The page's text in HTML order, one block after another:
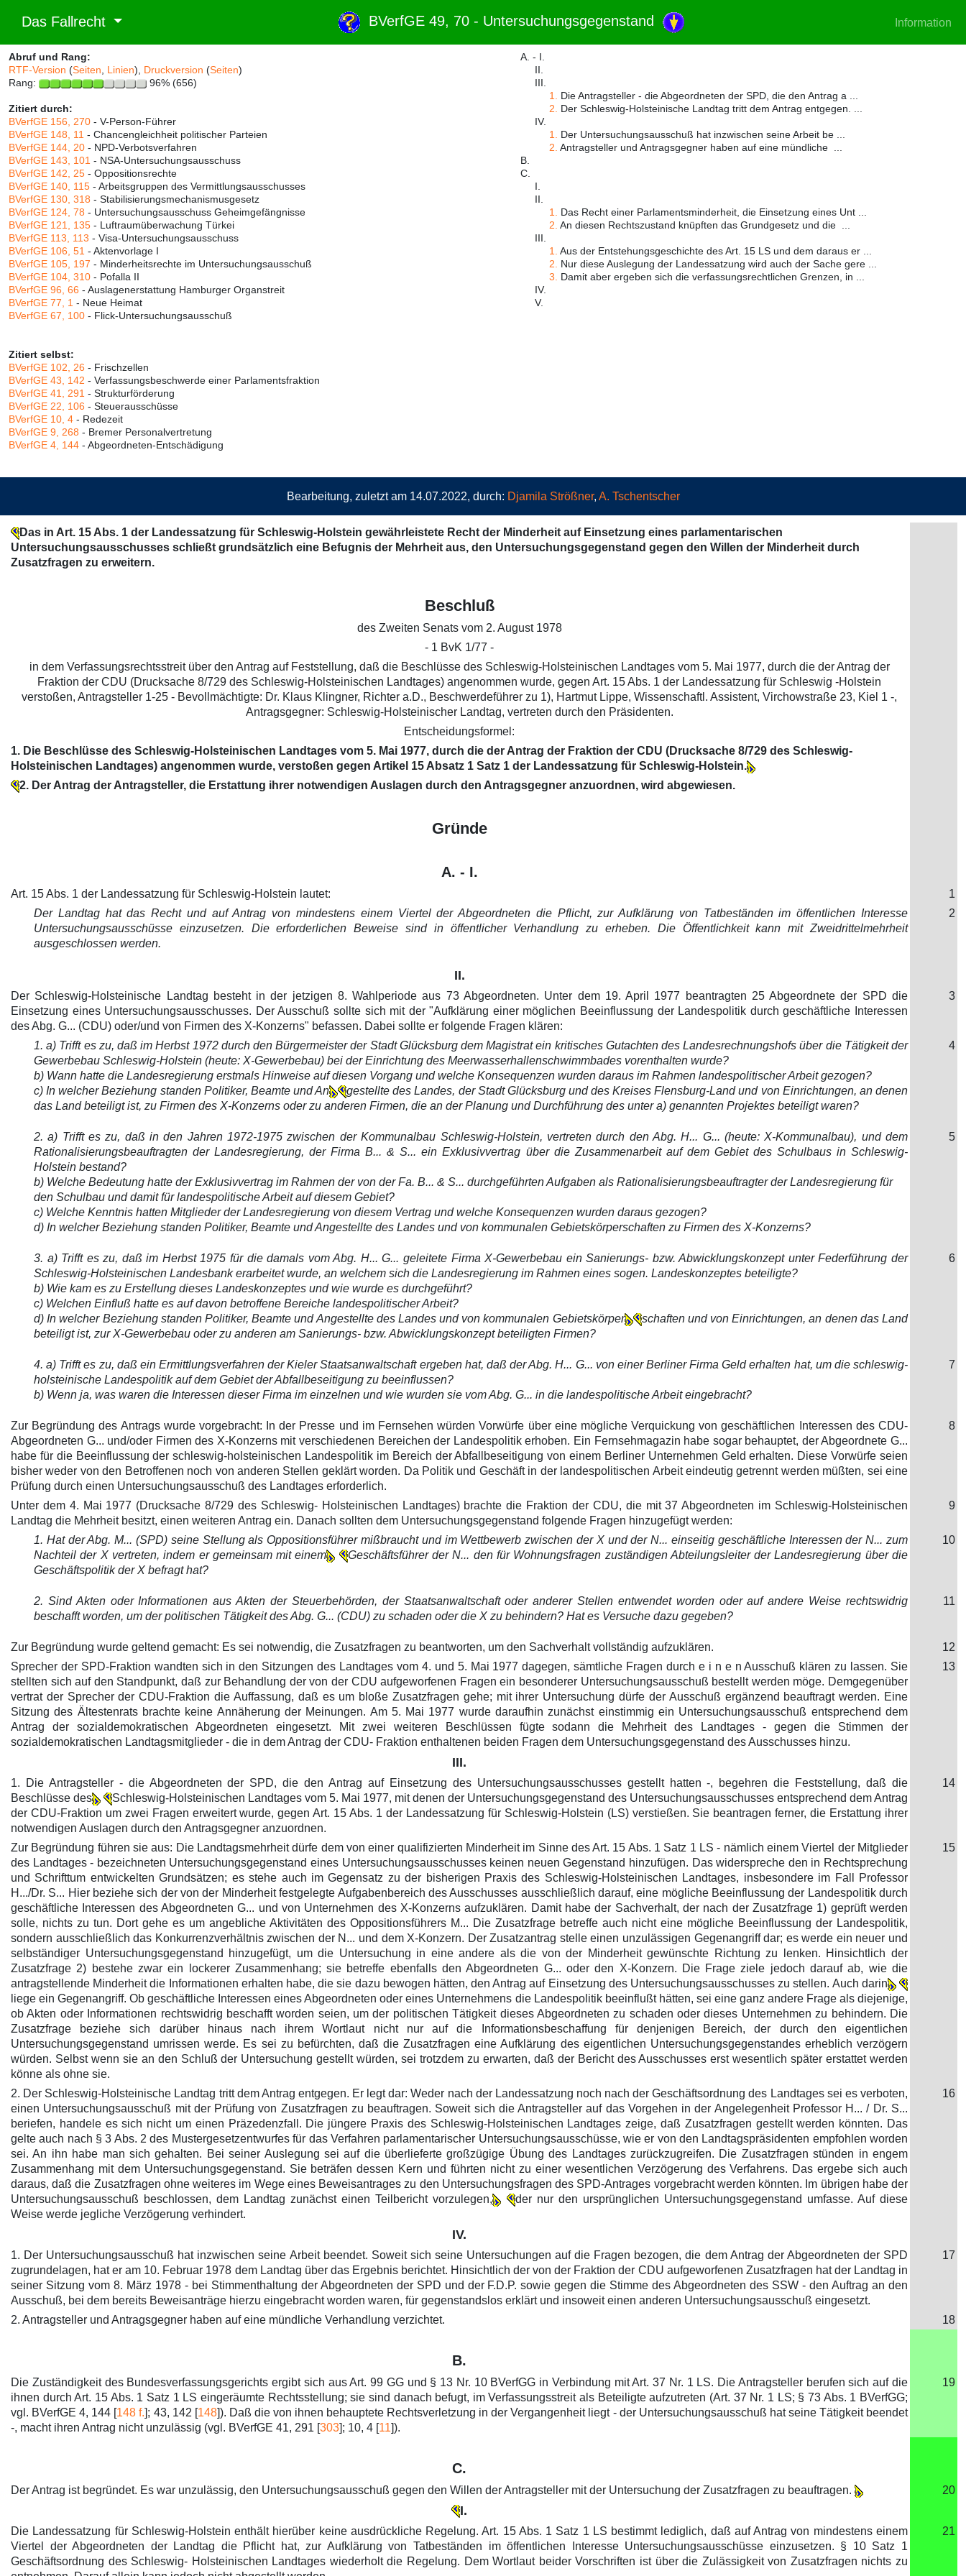
Das Fallrecht BVerfGE 49, 70 - Untersuchungsgegenstand Information
Abruf und Rang:
RTF-Version (Seiten Linien), Druckversion (Seiten)
Rang:
96% (656)
Zitiert durch:
BVerfGE 156, 270 - V-Person-Führer
BVerfGE 148, 11 - Chancengleichheit politischer Parteien
BVerfGE 144, 20 - NPD-Verbotsverfahren
BVerfGE 143, 101 - NSA-Untersuchungsausschuss
BVerfGE 142, 25 - Oppositionsrechte
BVerfGE 140, 115 - Arbeitsgruppen des Vermittlungsausschusses
BVerfGE 130, 318 - Stabilisierungsmechanismusgesetz
BVerfGE 124, 78 - Untersuchungsausschuss Geheimgefängnisse
BVerfGE 121, 135 - Luftraumüberwachung Türkei
BVerfGE 113, 113 - Visa-Untersuchungsausschuss
BVerfGE 106, 51 - Aktenvorlage I
BVerfGE 105, 197 - Minderheitsrechte im Untersuchungsausschuß
BVerfGE 104, 310 - Pofalla II
BVerfGE 96, 66 - Auslagenerstattung Hamburger Organstreit
BVerfGE 77, 1 - Neue Heimat
BVerfGE 67, 100 - Flick-Untersuchungsausschuß
Zitiert selbst:
BVerfGE 102, 26 - Frischzellen
BVerfGE 43, 142 - Verfassungsbeschwerde einer Parlamentsfraktion
BVerfGE 41, 291 - Strukturförderung
BVerfGE 22, 106 - Steuerausschüsse
BVerfGE 10, 4 - Redezeit
BVerfGE 9, 268 - Bremer Personalvertretung
BVerfGE 4, 144 - Abgeordneten-Entschädigung
A. - I.
II.
III.
1.
Die Antragsteller - die Abgeordneten der SPD, die den Antrag a ...
2.
Der Schleswig-Holsteinische Landtag tritt dem Antrag entgegen. ...
IV.
1.
Der Untersuchungsausschuß hat inzwischen seine Arbeit be ...
2. Antragsteller und Antragsgegner haben auf eine mündliche ...
B.
C.
I.
II.
1.
Das Recht einer Parlamentsminderheit, die Einsetzung eines Unt ...
2. An diesen Rechtszustand knüpften das Grundgesetz und die ...
III.
1.
Aus der Entstehungsgeschichte des Art. 15 LS und dem daraus er ...
2.
Nur diese Auslegung der Landessatzung wird auch der Sache gere ...
3.
Damit aber ergeben sich die verfassungsrechtlichen Grenzen, in ...
IV.
V.
Bearbeitung, zuletzt am 14.07.2022, durch: Djamila Strößner, A. Tschentscher
Das in Art. 15 Abs. 1 der Landessatzung für Schleswig-Holstein gewährleistete Recht der Minderheit auf Einsetzung eines parlamentarischen
Untersuchungsausschusses schließt grundsätzlich eine Befugnis der Mehrheit aus, den Untersuchungsgegenstand gegen den Willen der Minderheit durch
Zusatzfragen zu erweitern.
Beschluß
des Zweiten Senats vom 2. August 1978
- 1 BvK 1/77 -
in dem Verfassungsrechtsstreit über den Antrag auf Feststellung, daß die Beschlüsse des Schleswig-Holsteinischen Landtages vom 5. Mai 1977, durch die der Antrag der
Fraktion der CDU (Drucksache 8/729 des Schleswig-Holsteinischen Landtages) angenommen wurde, gegen Art. 15 Abs. 1 der Landessatzung für Schleswig -Holstein
verstoßen, Antragsteller 1-25 - Bevollmächtigte: Dr. Klaus Klingner, Richter a.D., Beschwerdeführer zu 1), Hartmut Lippe, Wissenschaftl. Assistent, Virchowstraße 23, Kiel 1 -,
Antragsgegner: Schleswig-Holsteinischer Landtag, vertreten durch den Präsidenten.
Entscheidungsformel:
1. Die Beschlüsse des Schleswig-Holsteinischen Landtages vom 5. Mai 1977, durch die der Antrag der Fraktion der CDU (Drucksache 8/729 des Schleswig-
Holsteinischen Landtages) angenommen wurde, verstoßen gegen Artikel 15 Absatz 1 Satz 1 der Landessatzung für Schleswig-Holstein.
2. Der Antrag der Antragsteller, die Erstattung ihrer notwendigen Auslagen durch den Antragsgegner anzuordnen, wird abgewiesen.
Gründe
A. - I.
Art. 15 Abs. 1 der Landessatzung für Schleswig-Holstein lautet:
1
Der Landtag hat das Recht und auf Antrag von mindestens einem Viertel der Abgeordneten die Pflicht, zur Aufklärung von Tatbeständen im öffentlichen Interesse
Untersuchungsausschüsse einzusetzen. Die erforderlichen Beweise sind in öffentlicher Verhandlung zu erheben. Die Öffentlichkeit kann mit Zweidrittelmehrheit
ausgeschlossen werden.
2
II.
Der Schleswig-Holsteinische Landtag besteht in der jetzigen 8. Wahlperiode aus 73 Abgeordneten. Unter dem 19. April 1977 beantragten 25 Abgeordnete der SPD die
Einsetzung eines Untersuchungsausschusses. Der Ausschuß sollte sich mit der "Aufklärung einer möglichen Beeinflussung der Landespolitik durch geschäftliche Interessen
des Abg. G... (CDU) oder/und von Firmen des X-Konzerns" befassen. Dabei sollte er folgende Fragen klären:
3
1. a) Trifft es zu, daß im Herbst 1972 durch den Bürgermeister der Stadt Glücksburg dem Magistrat ein kritisches Gutachten des Landesrechnungshofs über die Tätigkeit der
Gewerbebau Schleswig-Holstein (heute: X-Gewerbebau) bei der Einrichtung des Meerwasserhallenschwimmbades vorenthalten wurde?
b) Wann hatte die Landesregierung erstmals Hinweise auf diesen Vorgang und welche Konsequenzen wurden daraus im Rahmen landespolitischer Arbeit gezogen?
c) In welcher Beziehung standen Politiker, Beamte und An
gestellte des Landes, der Stadt Glücksburg und des Kreises Flensburg-Land und von Einrichtungen, an denen
das Land beteiligt ist, zu Firmen des X-Konzerns oder zu anderen Firmen, die an der Planung und Durchführung des unter a) genannten Projektes beteiligt waren?
4
2. a) Trifft es zu, daß in den Jahren 1972-1975 zwischen der Kommunalbau Schleswig-Holstein, vertreten durch den Abg. H... G... (heute: X-Kommunalbau), und dem
Rationalisierungsbeauftragten der Landesregierung, der Firma B... & S... ein Exklusivvertrag über die Zusammenarbeit auf dem Gebiet des Schulbaus in Schleswig-
Holstein bestand?
b) Welche Bedeutung hatte der Exklusivvertrag im Rahmen der von der Fa. B... & S... durchgeführten Aufgaben als Rationalisierungsbeauftragter der Landesregierung für
den Schulbau und damit für landespolitische Arbeit auf diesem Gebiet?
c) Welche Kenntnis hatten Mitglieder der Landesregierung von diesem Vertrag und welche Konsequenzen wurden daraus gezogen?
d) In welcher Beziehung standen Politiker, Beamte und Angestellte des Landes und von kommunalen Gebietskörperschaften zu Firmen des X-Konzerns?
5
3. a) Trifft es zu, daß im Herbst 1975 für die damals vom Abg. H... G... geleitete Firma X-Gewerbebau ein Sanierungs- bzw. Abwicklungskonzept unter Federführung der
Schleswig-Holsteinischen Landesbank erarbeitet wurde, an welchem sich die Landesregierung im Rahmen eines sogen. Landeskonzeptes beteiligte?
b) Wie kam es zu Erstellung dieses Landeskonzeptes und wie wurde es durchgeführt?
c) Welchen Einfluß hatte es auf davon betroffene Bereiche landespolitischer Arbeit?
d) In welcher Beziehung standen Politiker, Beamte und Angestellte des Landes und von kommunalen Gebietskörper
schaften und von Einrichtungen, an denen das Land
beteiligt ist, zur X-Gewerbebau oder zu anderen am Sanierungs- bzw. Abwicklungskonzept beteiligten Firmen?
6
4. a) Trifft es zu, daß ein Ermittlungsverfahren der Kieler Staatsanwaltschaft ergeben hat, daß der Abg. H... G... von einer Berliner Firma Geld erhalten hat, um die schleswig-
holsteinische Landespolitik auf dem Gebiet der Abfallbeseitigung zu beeinflussen?
b) Wenn ja, was waren die Interessen dieser Firma im einzelnen und wie wurden sie vom Abg. G... in die landespolitische Arbeit eingebracht?
7
Zur Begründung des Antrags wurde vorgebracht: In der Presse und im Fernsehen würden Vorwürfe über eine mögliche Verquickung von geschäftlichen Interessen des CDU-
Abgeordneten G... und/oder Firmen des X-Konzerns mit verschiedenen Bereichen der Landespolitik erhoben. Ein Fernsehmagazin habe sogar behauptet, der Abgeordnete G...
habe für die Beeinflussung der schleswig-holsteinischen Landespolitik im Bereich der Abfallbeseitigung von einem Berliner Unternehmen Geld erhalten. Diese Vorwürfe seien
bisher weder von den Betroffenen noch von anderen Stellen geklärt worden. Da Politik und Geschäft in der landespolitischen Arbeit eindeutig getrennt werden müßten, sei eine
Prüfung durch einen Untersuchungsausschuß des Landtages erforderlich.
8
Unter dem 4. Mai 1977 (Drucksache 8/729 des Schleswig- Holsteinischen Landtages) brachte die Fraktion der CDU, die mit 37 Abgeordneten im Schleswig-Holsteinischen
Landtag die Mehrheit besitzt, einen weiteren Antrag ein. Danach sollten dem Untersuchungsgegenstand folgende Fragen hinzugefügt werden:
9
1. Hat der Abg. M... (SPD) seine Stellung als Oppositionsführer mißbraucht und im Wettbewerb zwischen der X und der N... einseitig geschäftliche Interessen der N... zum
Nachteil der X vertreten, indem er gemeinsam mit einem
Geschäftsführer der N... den für Wohnungsfragen zuständigen Abteilungsleiter der Landesregierung über die
Geschäftspolitik der X befragt hat?
10
2. Sind Akten oder Informationen aus Akten der Steuerbehörden, der Staatsanwaltschaft oder anderer Stellen entwendet worden oder auf andere Weise rechtswidrig
beschafft worden, um der politischen Tätigkeit des Abg. G... (CDU) zu schaden oder die X zu behindern? Hat es Versuche dazu gegeben?
11
Zur Begründung wurde geltend gemacht: Es sei notwendig, die Zusatzfragen zu beantworten, um den Sachverhalt vollständig aufzuklären.
12
Sprecher der SPD-Fraktion wandten sich in den Sitzungen des Landtages vom 4. und 5. Mai 1977 dagegen, sämtliche Fragen durch e i n e n Ausschuß klären zu lassen. Sie
stellten sich auf den Standpunkt, daß zur Behandlung der von der CDU aufgeworfenen Fragen ein besonderer Untersuchungsausschuß bestellt werden möge. Demgegenüber
vertrat der Sprecher der CDU-Fraktion die Auffassung, daß es um bloße Zusatzfragen gehe; mit ihrer Untersuchung dürfe der Ausschuß ergänzend beauftragt werden. Eine
Sitzung des Ältestenrats brachte keine Annäherung der Meinungen. Am 5. Mai 1977 wurde daraufhin zunächst einstimmig ein Untersuchungsausschuß entsprechend dem
Antrag der sozialdemokratischen Abgeordneten eingesetzt. Mit zwei weiteren Beschlüssen fügte sodann die Mehrheit des Landtages - gegen die Stimmen der
sozialdemokratischen Landtagsmitglieder - die in dem Antrag der CDU- Fraktion enthaltenen beiden Fragen dem Untersuchungsgegenstand des Ausschusses hinzu.
13
III.
1. Die Antragsteller - die Abgeordneten der SPD, die den Antrag auf Einsetzung des Untersuchungsausschusses gestellt hatten -, begehren die Feststellung, daß die
Beschlüsse des
Schleswig-Holsteinischen Landtages vom 5. Mai 1977, mit denen der Untersuchungsgegenstand des Untersuchungsausschusses entsprechend dem Antrag
der CDU-Fraktion um zwei Fragen erweitert wurde, gegen Art. 15 Abs. 1 der Landessatzung für Schleswig-Holstein (LS) verstießen. Sie beantragen ferner, die Erstattung ihrer
notwendigen Auslagen durch den Antragsgegner anzuordnen.
14
Zur Begründung führen sie aus: Die Landtagsmehrheit dürfe dem von einer qualifizierten Minderheit im Sinne des Art. 15 Abs. 1 Satz 1 LS - nämlich einem Viertel der Mitglieder
des Landtages - bezeichneten Untersuchungsgegenstand eines Untersuchungsausschusses keinen neuen Gegenstand hinzufügen. Das widerspreche den in Rechtsprechung
und Schrifttum entwickelten Grundsätzen; es stehe auch im Gegensatz zu der bisherigen Praxis des Schleswig-Holsteinischen Landtages, insbesondere im Fall Professor
H.../Dr. S... Hier beziehe sich der von der Minderheit festgelegte Aufgabenbereich des Ausschusses ausschließlich darauf, eine mögliche Beeinflussung der Landespolitik durch
geschäftliche Interessen des Abgeordneten G... und von Unternehmen des X-Konzerns aufzuklären. Damit habe der Sachverhalt, der nach der Zusatzfrage 1) geprüft werden
solle, nichts zu tun. Dort gehe es um angebliche Aktivitäten des Oppositionsführers M... Die Zusatzfrage betreffe auch nicht eine mögliche Beeinflussung der Landespolitik,
sondern ausschließlich das Konkurrenzverhältnis zwischen der N... und dem X-Konzern. Der Zusatzantrag stelle einen unzulässigen Gegenangriff dar; es werde ein neuer und
selbständiger Untersuchungsgegenstand hinzugefügt, um die Untersuchung in eine andere als die von der Minderheit gewünschte Richtung zu lenken. Hinsichtlich der
Zusatzfrage 2) bestehe zwar ein lockerer Zusammenhang; sie betreffe ebenfalls den Abgeordneten G... oder den X-Konzern. Die Frage ziele jedoch darauf ab, wie die
antragstellende Minderheit die Informationen erhalten habe, die sie dazu bewogen hätten, den Antrag auf Einsetzung des Untersuchungsausschusses zu stellen. Auch darin
liege ein Gegenangriff. Ob geschäftliche Interessen eines Abgeordneten oder eines Unternehmens die Landespolitik beeinflußt hätten, sei eine ganz andere Frage als diejenige,
ob Akten oder Informationen rechtswidrig beschafft worden seien, um der politischen Tätigkeit dieses Abgeordneten zu schaden oder dieses Unternehmen zu behindern. Die
Zusatzfrage beziehe sich darüber hinaus nach ihrem Wortlaut nicht nur auf die Informationsbeschaffung für denjenigen Bereich, der durch den eigentlichen
Untersuchungsgegenstand umrissen werde. Es sei zu befürchten, daß die Zusatzfragen eine Aufklärung des eigentlichen Untersuchungsgegenstandes erheblich verzögern
würden. Selbst wenn sie an den Schluß der Untersuchung gestellt würden, sei trotzdem zu erwarten, daß der Bericht des Ausschusses erst wesentlich später erstattet werden
könne als ohne sie.
15
2. Der Schleswig-Holsteinische Landtag tritt dem Antrag entgegen. Er legt dar: Weder nach der Landessatzung noch nach der Geschäftsordnung des Landtages sei es verboten,
einen Untersuchungsausschuß mit der Prüfung von Zusatzfragen zu beauftragen. Soweit sich die Antragsteller auf das Vorgehen in der Angelegenheit Professor H... / Dr. S...
beriefen, handele es sich nicht um einen Präzedenzfall. Die jüngere Praxis des Schleswig-Holsteinischen Landtages zeige, daß Zusatzfragen gestellt werden könnten. Das
gelte auch nach § 3 Abs. 2 des Mustergesetzentwurfes für das Verfahren parlamentarischer Untersuchungsausschüsse, wie er von den Landtagspräsidenten empfohlen worden
sei. An ihn habe man sich gehalten. Bei seiner Auslegung sei auf die überlieferte großzügige Übung des Landtages zurückzugreifen. Die Zusatzfragen stünden in engem
Zusammenhang mit dem Untersuchungsgegenstand. Sie beträfen dessen Kern und führten nicht zu einer wesentlichen Verzögerung des Verfahrens. Das ergebe sich auch
daraus, daß die Zusatzfragen ohne weiteres im Wege eines Beweisantrages zu den Untersuchungsfragen des SPD-Antrages vorgebracht werden könnten. Im übrigen habe der
Untersuchungsausschuß beschlossen, dem Landtag zunächst einen Teilbericht vorzulegen,
der nur den ursprünglichen Untersuchungsgegenstand umfasse. Auf diese
Weise werde jegliche Verzögerung verhindert.
16
IV.
1. Der Untersuchungsausschuß hat inzwischen seine Arbeit beendet. Soweit sich seine Untersuchungen auf die Fragen bezogen, die dem Antrag der Abgeordneten der SPD
zugrundelagen, hat er am 10. Februar 1978 dem Landtag über das Ergebnis berichtet. Hinsichtlich der von der Fraktion der CDU aufgeworfenen Zusatzfragen hat der Landtag in
seiner Sitzung vom 8. März 1978 - bei Stimmenthaltung der Abgeordneten der SPD und der F.D.P. sowie gegen die Stimme des Abgeordneten des SSW - den Auftrag an den
Ausschuß, bei dem bereits Beweisanträge hierzu eingebracht worden waren, für gegenstandslos erklärt und insoweit einen anderen Untersuchungsausschuß eingesetzt.
17
2. Antragsteller und Antragsgegner haben auf eine mündliche Verhandlung verzichtet. 18
B.
Die Zuständigkeit des Bundesverfassungsgerichts ergibt sich aus Art. 99 GG und § 13 Nr. 10 BVerfGG in Verbindung mit Art. 37 Nr. 1 LS. Die Antragsteller berufen sich auf die
ihnen durch Art. 15 Abs. 1 Satz 1 LS eingeräumte Rechtsstellung; sie sind danach befugt, im Verfassungsstreit als Beteiligte aufzutreten (Art. 37 Nr. 1 LS; § 73 Abs. 1 BVerfGG;
vgl. BVerfGE 4, 144 [148 f.]; 43, 142 [148]). Daß die von ihnen behauptete Rechtsverletzung in der Vergangenheit liegt - der Untersuchungsausschuß hat seine Tätigkeit beendet
-, macht ihren Antrag nicht unzulässig (vgl. BVerfGE 41, 291 [303]; 10, 4 [11]).
19
C.
Der Antrag ist begründet. Es war unzulässig, den Untersuchungsausschuß gegen den Willen der Antragsteller mit der Untersuchung der Zusatzfragen zu beauftragen. 20
I.
Die Landessatzung für Schleswig-Holstein enthält hierüber keine ausdrückliche Regelung. Art. 15 Abs. 1 Satz 1 LS bestimmt lediglich, daß auf Antrag von mindestens einem
Viertel der Abgeordneten der Landtag die Pflicht hat, zur Aufklärung von Tatbeständen im öffentlichen Interesse Untersuchungsausschüsse einzusetzen. § 10 Satz 1
Geschäftsordnung des Schleswig- Holsteinischen Landtages wiederholt die Regelung. Dem Wortlaut beider Vorschriften ist über die Zulässigkeit von Zusatzfragen nichts zu
21